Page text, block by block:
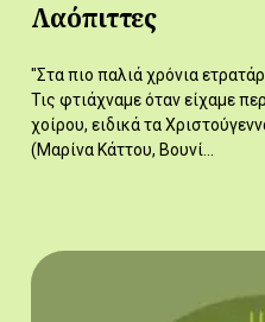
Λαόπιττες
"Στα πιο παλιά χρόνια
Τις φτιάχναμε όταν είχαμε
χοίρου, ειδικά τα
(Μαρίνα Κάττου, Βουνί…